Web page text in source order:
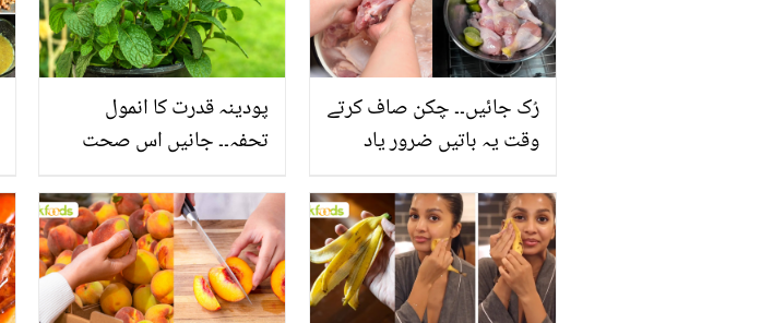
پودینہ قدرت کا انمول
تحفہ۔۔ جانیں اس صحت
انگیز طبی فوائد
رُک جائیں۔۔ چکن صاف کرتے
وقت یہ باتیں ضرور یاد